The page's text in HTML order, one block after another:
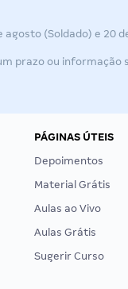
(Soldado) e 20
prazo ou informação
PÁGINAS ÚTEIS
Depoimentos
Material Grátis
Aulas ao Vivo
Aulas Grátis
Sugerir Curso